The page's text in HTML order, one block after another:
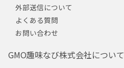
外部送信について
よくある質問
お問い合わせ
GMO趣味なび株式会社について